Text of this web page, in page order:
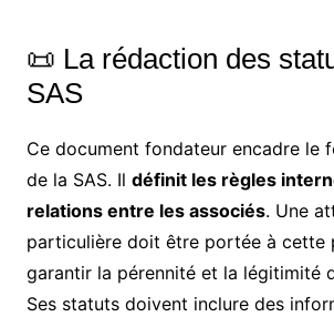
📜 La rédaction des
SAS
Ce document fondateur encadre le
de la SAS. Il définit les règles
relations entre les associés. Une
particulière doit être portée à cette
garantir la pérennité et la légitimité
Ses statuts doivent inclure des